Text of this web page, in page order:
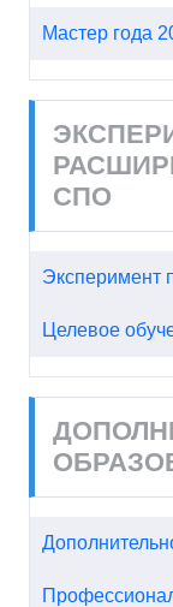
Мастер года
СПО
Эксперимент
Целевое